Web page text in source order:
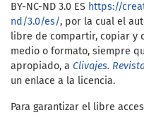
BY-NC-ND 3.0 ES https://
nd/3.0/es/, por la cual el
libre de compartir, copiar y
medio o formato, siempre
apropiado, a Clivajes.
un enlace a la licencia.
Para garantizar el libre